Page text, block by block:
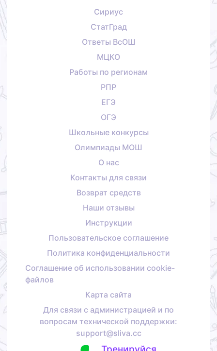
Сириус
СтатГрад
Ответы ВсОШ
МЦКО
Работы по регионам
РПР
ЕГЭ
ОГЭ
Школьные конкурсы
Олимпиады МОШ
О нас
Контакты для связи
Возврат средств
Наши отзывы
Инструкции
Пользовательское соглашение
Политика конфиденциальности
Соглашение об использовании cookie-
файлов
Карта сайта
Для связи с администрацией и по
вопросам технической поддержки:
support@sliva.cc